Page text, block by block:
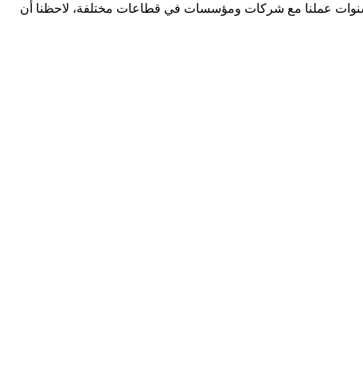
سنوات عملنا مع شركات ومؤسسات في قطاعات مختلفة، لاحظنا أن